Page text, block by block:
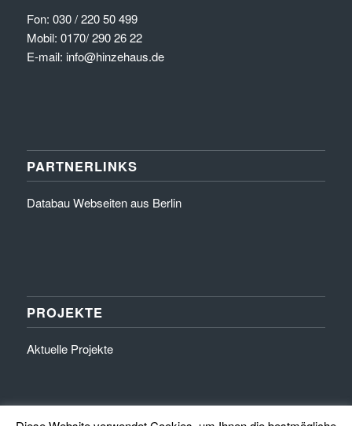
Fon: 030 / 220 50 499
Mobil: 0170/ 290 26 22
E-mail: info@hinzehaus.de
PARTNERLINKS
Databau Webseiten aus Berlin
PROJEKTE
Aktuelle Projekte